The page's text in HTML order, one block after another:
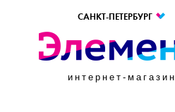
САНКТ-ПЕТЕРБУРГ
интернет-магазин